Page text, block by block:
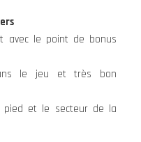
avec le point de bonus
le jeu et très bon
pied et le secteur de la